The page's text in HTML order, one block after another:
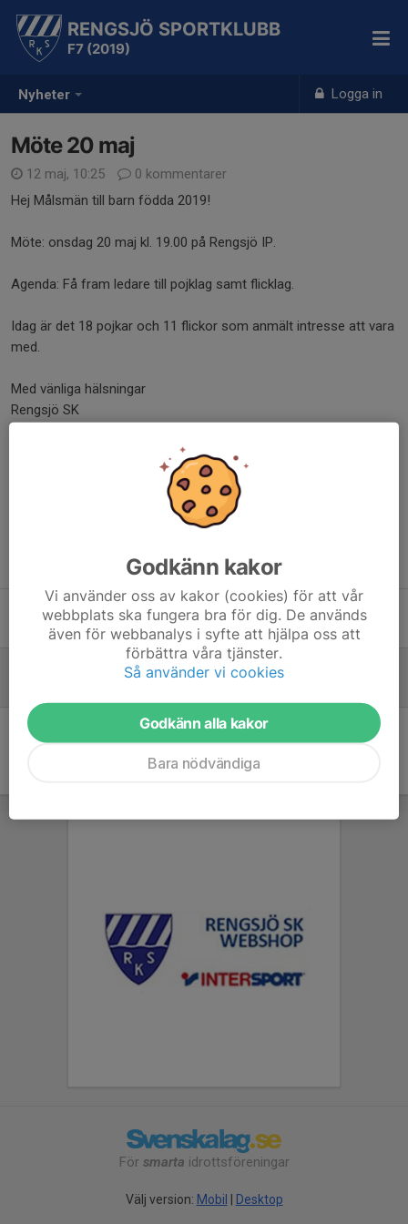
Nyheter Logga in
RENGSJÖ SPORTKLUBB
F7 (2019)
Möte 20 maj
12 maj, 10:25
0 kommentarer
Hej Målsmän till barn födda 2019!
Möte: onsdag 20 maj kl. 19.00 på Rengsjö IP.
Agenda: Få fram ledare till pojklag samt flicklag.
Idag är det 18 pojkar och 11 flickor som anmält intresse att vara
med.
Med vänliga hälsningar
Rengsjö SK
Tidigare nyheter
Träning 26/5 kl. 17.30
25 maj, 11:59 0
Möte 20 maj
För smarta idrottsföreningar
Välj version: Mobil | Desktop
Godkänn kakor
Vi använder oss av kakor (cookies) för att vår
webbplats ska fungera bra för dig. De används
även för webbanalys i syfte att hjälpa oss att
förbättra våra tjänster.
Så använder vi cookies
Godkänn alla kakor
Bara nödvändiga